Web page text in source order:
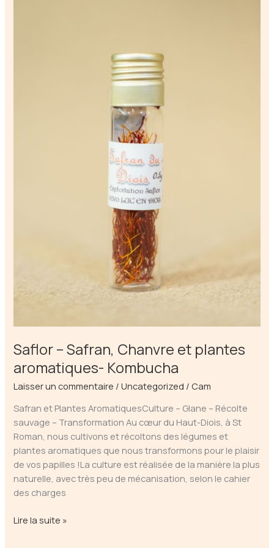
Saflor – Safran, Chanvre et plantes
aromatiques- Kombucha
Laisser un commentaire /Uncategorized / Cam
Safran et Plantes AromatiquesCulture – Glane – Récolte
sauvage – Transformation Au cœur du Haut-Diois, à St
Roman, nous cultivons et récoltons des légumes et
plantes aromatiques que nous transformons pour le plaisir
de vos papilles !La culture est réalisée de la manière la plus
naturelle, avec très peu de mécanisation, selon le cahier
des charges
Saflor
Lire la suite »